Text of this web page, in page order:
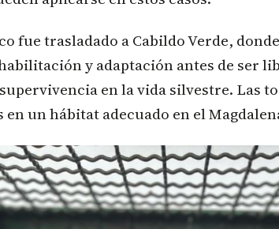
fue trasladado a Cabildo Verde,
y adaptación antes de ser
en la vida silvestre. Las
en un hábitat adecuado en el